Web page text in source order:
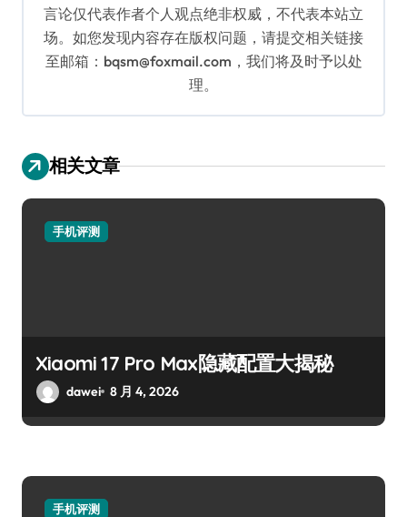
言论仅代表作者个人观点绝非权威，不代表本站立
场。如您发现内容存在版权问题，请提交相关链接
至邮箱：bqsm@foxmail.com，我们将及时予以处
理。
相关文章
手机评测
Xiaomi 17 Pro Max隐藏配置大揭秘
dawei 8 月 4, 2026
手机评测